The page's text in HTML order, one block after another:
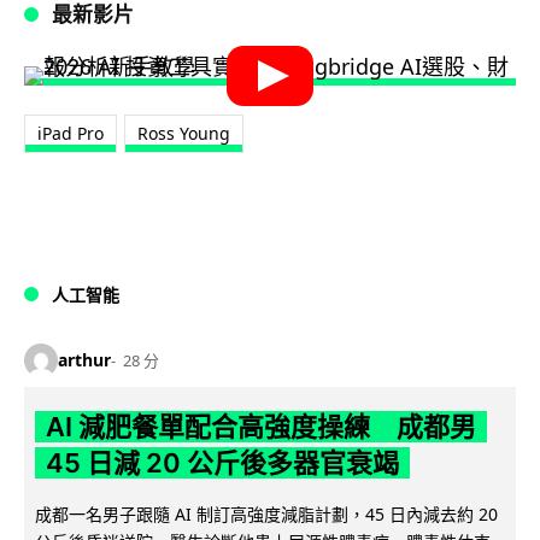
最新影片
iPad Pro Ross Young
人工智能
arthur 28 分
AI 減肥餐單配合高強度操練 成都男
45 日減 20 公斤後多器官衰竭
成都一名男子跟隨 AI 制訂高強度減脂計劃，45 日內減去約 20